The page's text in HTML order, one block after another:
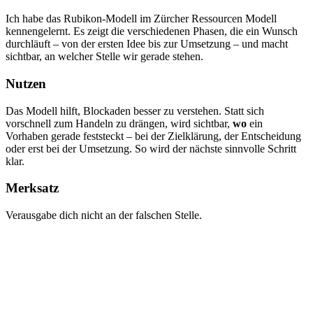
Ich habe das Rubikon-Modell im Zürcher Ressourcen Modell
kennengelernt. Es zeigt die verschiedenen Phasen, die ein Wunsch
durchläuft – von der ersten Idee bis zur Umsetzung – und macht
sichtbar, an welcher Stelle wir gerade stehen.
Nutzen
Das Modell hilft, Blockaden besser zu verstehen. Statt sich
vorschnell zum Handeln zu drängen, wird sichtbar, wo ein
Vorhaben gerade feststeckt – bei der Zielklärung, der Entscheidung
oder erst bei der Umsetzung. So wird der nächste sinnvolle Schritt
klar.
Merksatz
Verausgabe dich nicht an der falschen Stelle.